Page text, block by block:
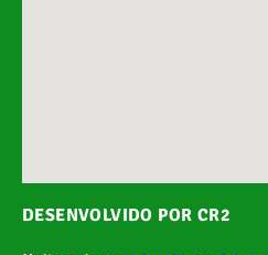
DESENVOLVIDO POR CR2